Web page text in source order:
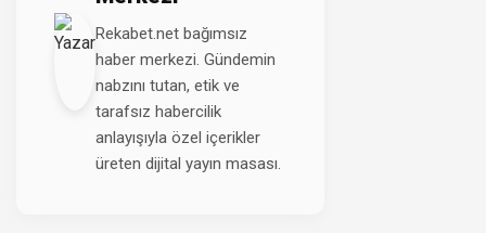
Rekabet.net bağımsız
haber merkezi. Gündemin
nabzını tutan, etik ve
tarafsız habercilik
anlayışıyla özel içerikler
üreten dijital yayın masası.